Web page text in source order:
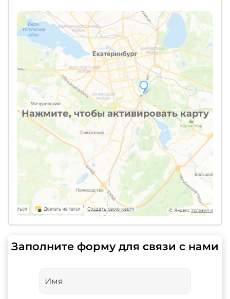
Нажмите, чтобы активировать карту
Заполните форму для связи с нами